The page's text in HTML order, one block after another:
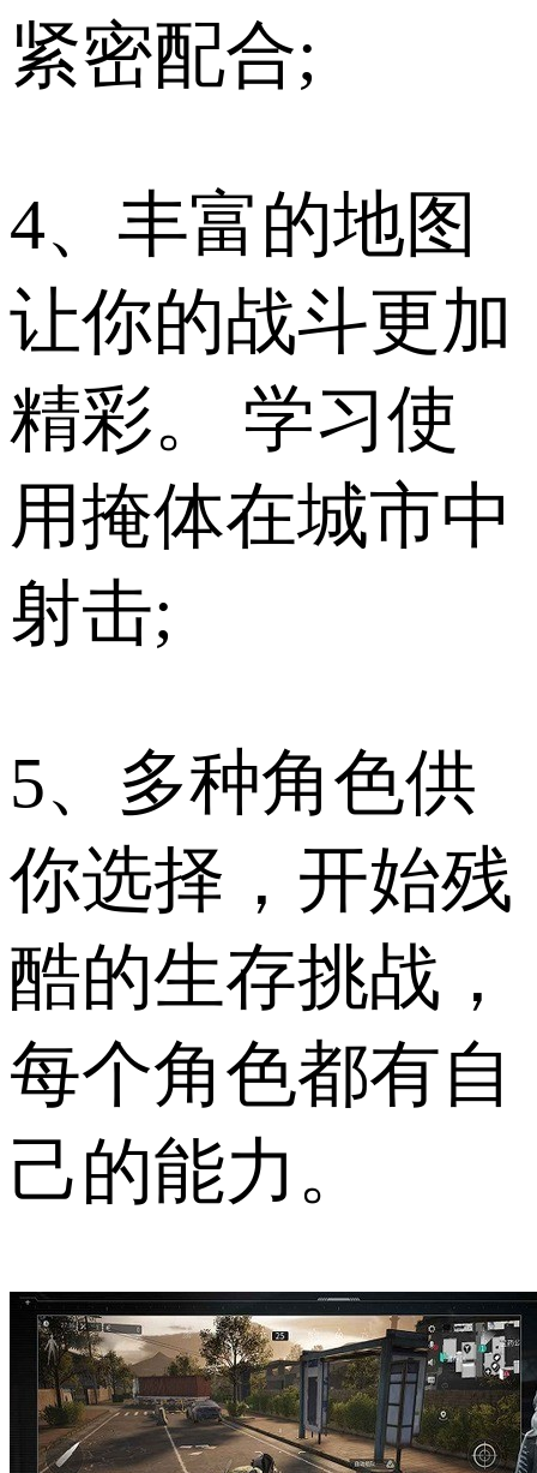
紧密配合;
4、丰富的地图
让你的战斗更加
精彩。 学习使
用掩体在城市中
射击;
5、多种角色供
你选择，开始残
酷的生存挑战，
每个角色都有自
己的能力。